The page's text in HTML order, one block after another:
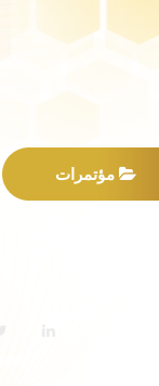
مؤتمرات